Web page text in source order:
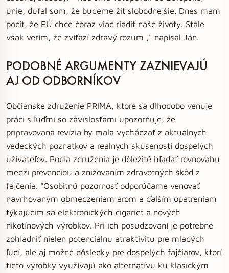
únie, dúfal som, že budeme žiť slobodnejšie. Dnes mám
pocit, že EÚ chce čoraz viac riadiť naše životy. Stále
však verím, že zvíťazí zdravý rozum ," napísal Ján.
PODOBNÉ ARGUMENTY ZAZNIEVAJÚ
AJ OD ODBORNÍKOV
Občianske združenie PRIMA, ktoré sa dlhodobo venuje
práci s ľuďmi so závislosťami upozorňuje, že
pripravovaná revízia by mala vychádzať z aktuálnych
vedeckých poznatkov a reálnych skúseností dospelých
užívateľov. Podľa združenia je dôležité hľadať rovnováhu
medzi prevenciou a znižovaním zdravotných škôd z
fajčenia. "Osobitnú pozornosť odporúčame venovať
navrhovaným obmedzeniam aróm a ďalším opatreniam
týkajúcim sa elektronických cigariet a nových
nikotínových výrobkov. Pri ich posudzovaní je potrebné
zohľadniť nielen potenciálnu atraktivitu pre mladých
ľudí, ale aj možné dôsledky pre dospelých fajčiarov, ktorí
tieto výrobky využívajú ako alternatívu ku klasickým